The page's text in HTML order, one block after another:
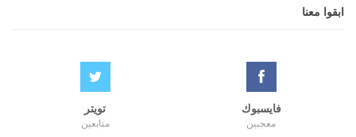
ابقوا معنا
فايسبوك
معجبين
تويتر
متابعين